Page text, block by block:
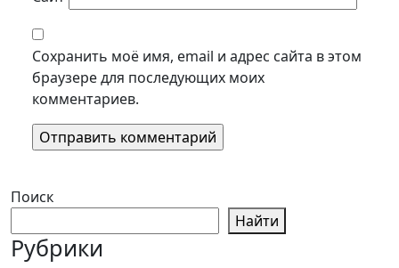
Сохранить моё имя, email и адрес сайта в этом
браузере для последующих моих
комментариев.
Поиск
Найти
Рубрики